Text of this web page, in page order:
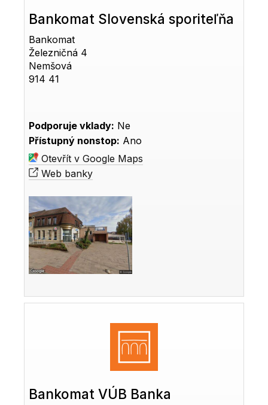
Bankomat Slovenská sporiteľňa
Bankomat
Železničná 4
Nemšová
914 41
Podporuje vklady: Ne
Přístupný nonstop: Ano
Otevřít v Google Maps
Web banky
Bankomat VÚB Banka